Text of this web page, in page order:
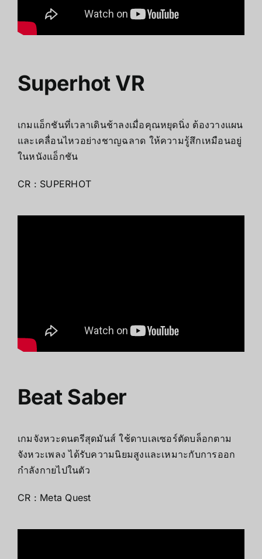
Superhot VR
เกมแอ็กชันที่เวลาเดินช้าลงเมื่อคุณหยุดนิ่ง ต้องวางแผน
และเคลื่อนไหวอย่างชาญฉลาด ให้ความรู้สึกเหมือนอยู่
ในหนังแอ็กชัน
CR : SUPERHOT
Beat Saber
เกมจังหวะดนตรีสุดมันส์ ใช้ดาบเลเซอร์ตัดบล็อกตาม
จังหวะเพลง ได้รับความนิยมสูงและเหมาะกับการออก
กำลังกายไปในตัว
CR : Meta Quest